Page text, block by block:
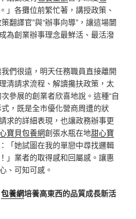
」各攤位前繁忙著，講授政策、
翻譯官”與“辦事向導”，讓這場闤
為創業辦事理念最鮮活、最活潑
們很遠，明天任務職員直接離開
清請求流程、解讀攙扶政策，太
參展的創業者欣喜地說。這種“自
，既是全市優化營商周遭的狀
求的詳細表現，也讓政務辦事更
寶貝包養網創張水瓶在地甜心寶
「她試圖在我的單戀中尋找邏輯
」業者的取得感和回屬感。讓惠
、可知可感。
包養網培養高東西的品質成長新活